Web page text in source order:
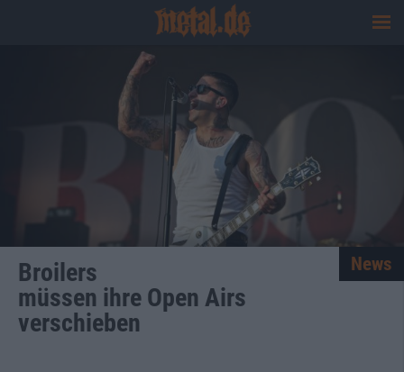
Broilers
müssen ihre Open Airs
verschieben
News